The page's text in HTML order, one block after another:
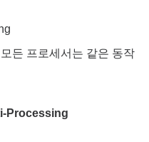
든 프로세서는 같은 동작
Processing